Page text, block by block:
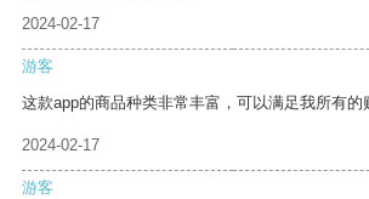
2024-02-17
游客
这款app的商品种类非常丰富，可以满足我所有的
2024-02-17
游客